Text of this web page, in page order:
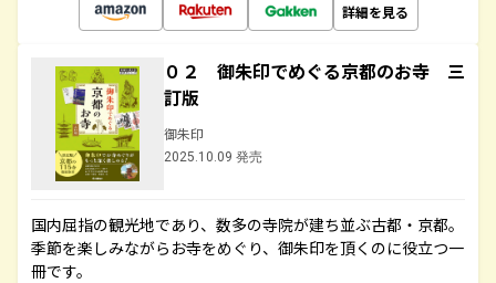
詳細を見る
０２ 御朱印でめぐる京都のお寺 三
訂版
御朱印
2025.10.09 発売
国内屈指の観光地であり、数多の寺院が建ち並ぶ古都・京都。
季節を楽しみながらお寺をめぐり、御朱印を頂くのに役立つ一
冊です。